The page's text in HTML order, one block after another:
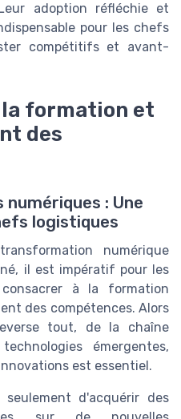
adoption réfléchie et
pour les chefs
compétitifs et avant-
formation et
des
: Une
logistiques
numérique
il est impératif pour les
à la formation
des compétences. Alors
tout, de la chaîne
émergentes,
est essentiel.
d'acquérir des